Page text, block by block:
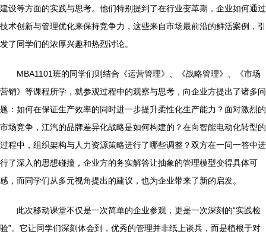
建设等方面的实践与思考。他们特别提到了在行业变革期，企业如何通过
技术创新与管理优化来保持竞争力，这些来自市场最前沿的鲜活案例，引
发了同学们的浓厚兴趣和热烈讨论。
MBA1101班的同学们则结合《运营管理》、《战略管理》、《市场
营销》等课程所学，就参观过程中的观察与思考，向企业方提出了诸多问
题：如何在保证生产效率的同时进一步提升柔性化生产能力？面对激烈的
市场竞争，江汽的品牌差异化战略是如何构建的？在向智能电动化转型的
过程中，组织架构与人力资源策略进行了哪些调整？双方在一问一答中进
行了深入的思想碰撞，企业方的务实解答让抽象的管理模型变得具体可
感，而同学们从多元视角提出的建议，也为企业带来了新的启发。
此次移动课堂不仅是一次简单的企业参观，更是一次深刻的“实践检
验”。它让同学们深刻体会到，优秀的管理并非纸上谈兵，而是植根于对